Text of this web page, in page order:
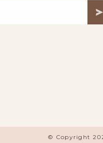
© Copyright